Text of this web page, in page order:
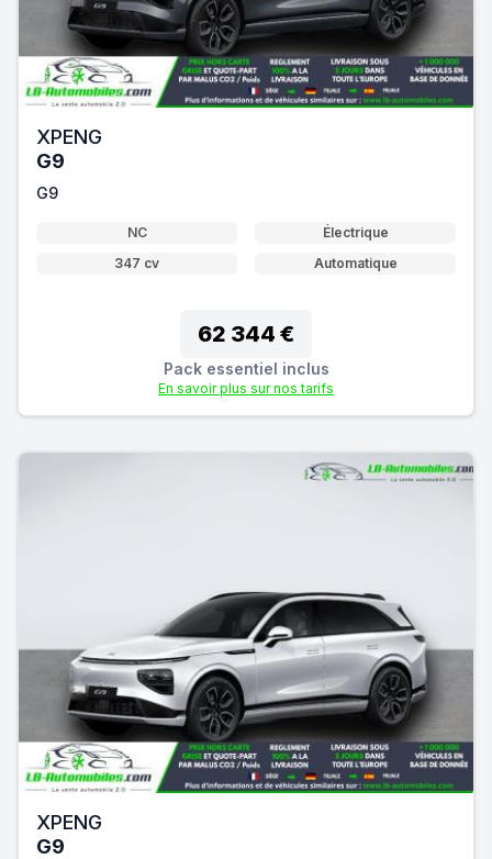
XPENG
G9
G9
NC
Électrique
347 cv
Automatique
62 344 €
Pack essentiel inclus
En savoir plus sur nos tarifs
XPENG
G9